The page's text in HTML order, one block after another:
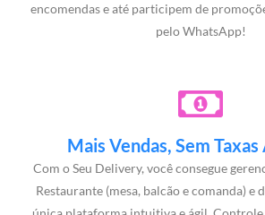
encomendas e até participem de
pelo WhatsApp!
Mais Vendas, Sem
Com o Seu Delivery, você consegue
Restaurante (mesa, balcão e comanda) e